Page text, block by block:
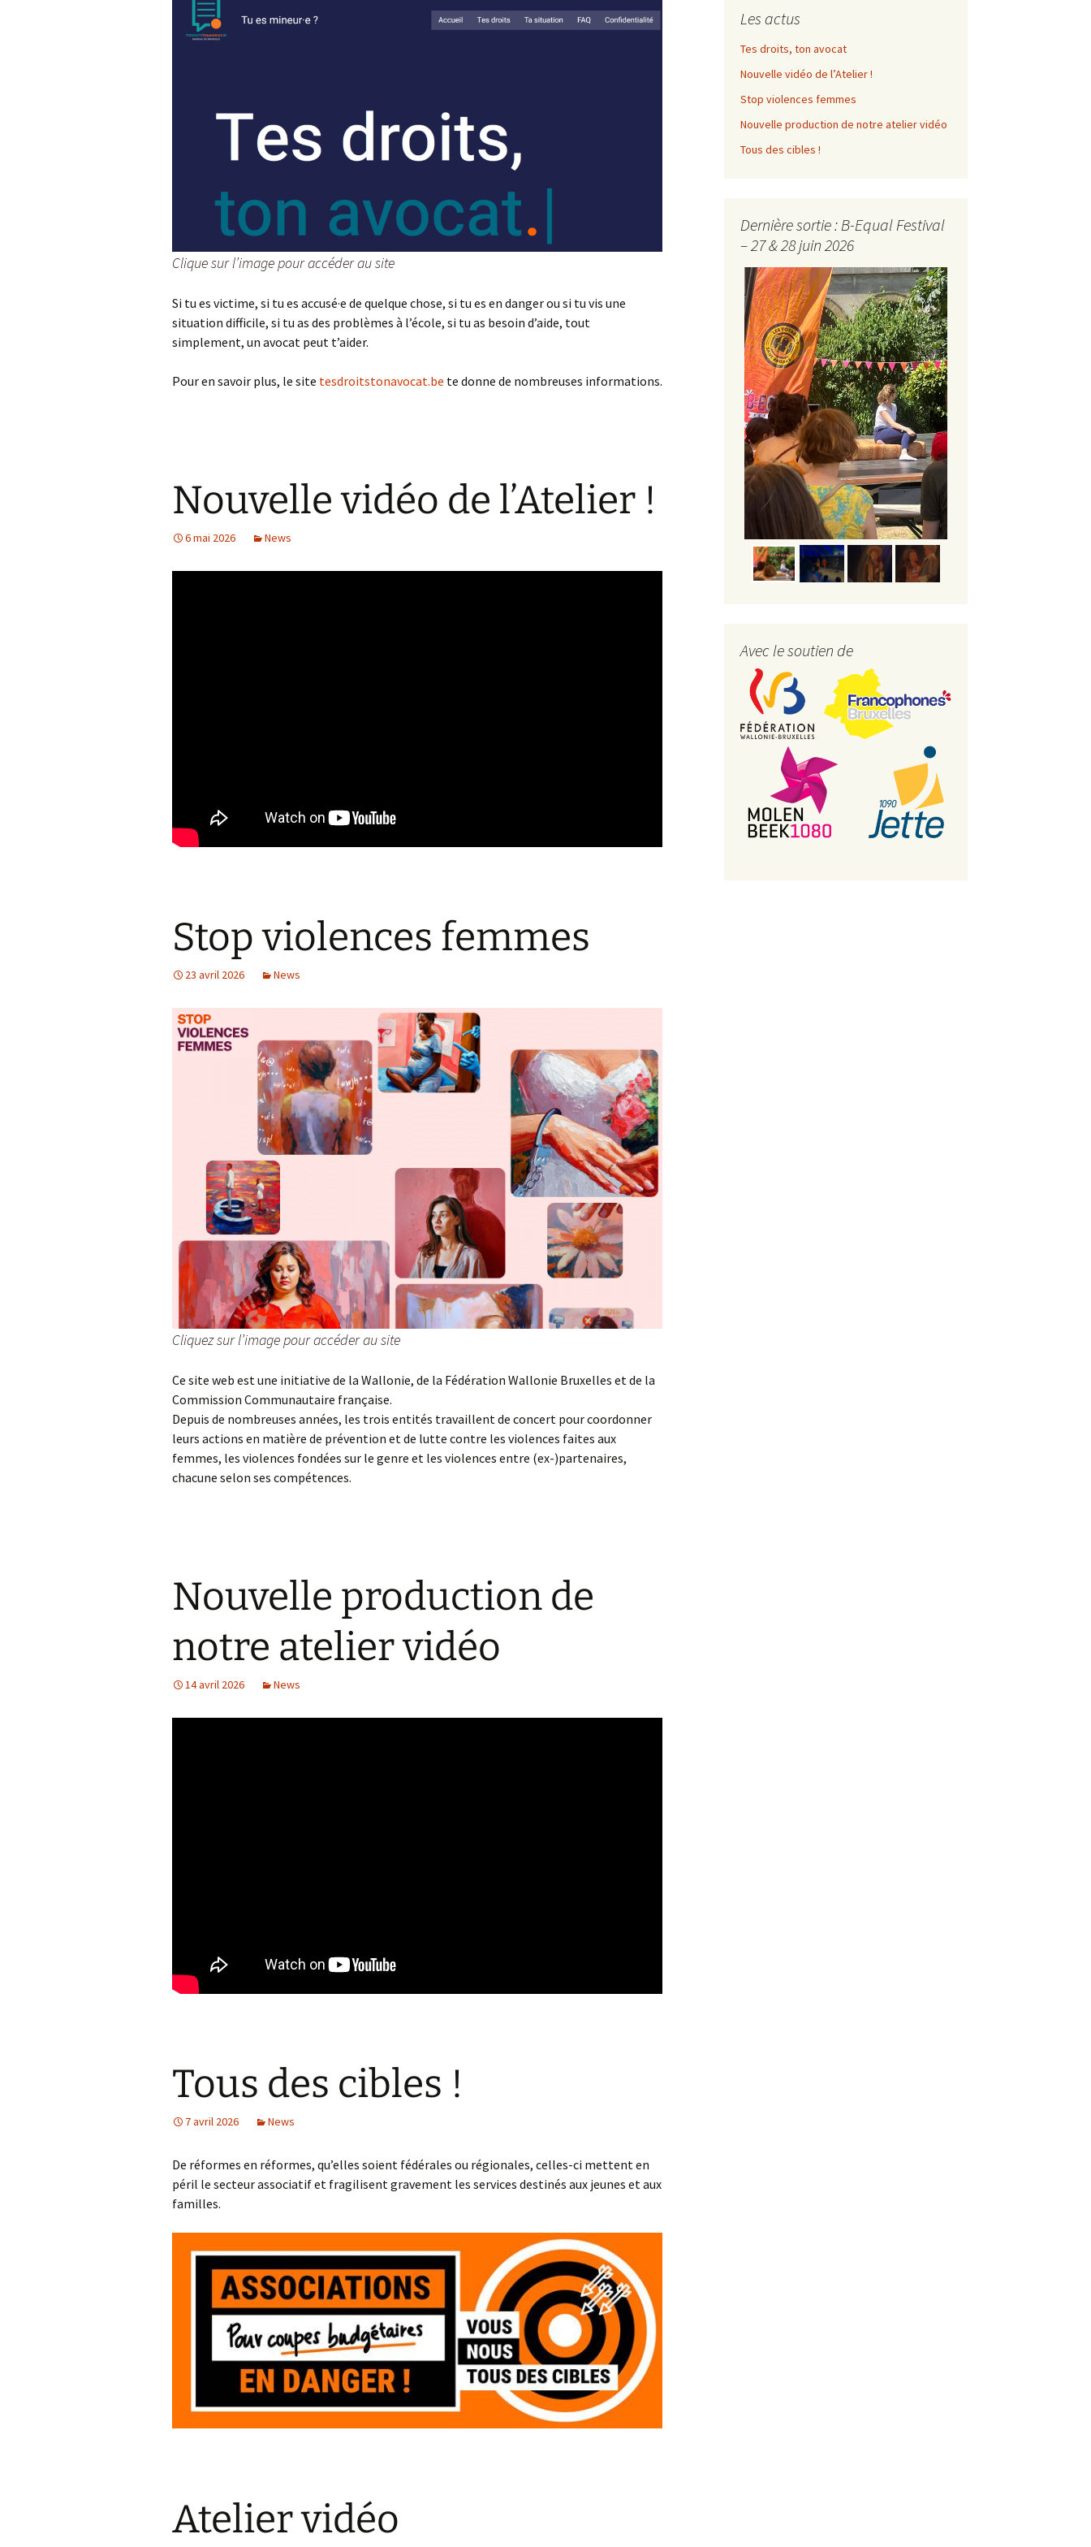
Album photos 2022
Album photos 2018
Clique sur l’image pour accéder au site
Si tu es victime, si tu es accusé·e de quelque chose, si tu es en danger ou si tu vis une
situation difficile, si tu as des problèmes à l’école, si tu as besoin d’aide, tout
simplement, un avocat peut t’aider.
Pour en savoir plus, le site tesdroitstonavocat.be te donne de nombreuses informations.
Nouvelle vidéo de l’Atelier !
6 mai 2026 News
Stop violences femmes
23 avril 2026 News
Cliquez sur l’image pour accéder au site
Ce site web est une initiative de la Wallonie, de la Fédération Wallonie Bruxelles et de la
Commission Communautaire française.
Depuis de nombreuses années, les trois entités travaillent de concert pour coordonner
leurs actions en matière de prévention et de lutte contre les violences faites aux
femmes, les violences fondées sur le genre et les violences entre (ex-)partenaires,
chacune selon ses compétences.
Nouvelle production de
notre atelier vidéo
14 avril 2026 News
Tous des cibles !
7 avril 2026 News
De réformes en réformes, qu’elles soient fédérales ou régionales, celles-ci mettent en
péril le secteur associatif et fragilisent gravement les services destinés aux jeunes et aux
familles.
Atelier vidéo
Les actus
Tes droits, ton avocat
Nouvelle vidéo de l’Atelier !
Stop violences femmes
Nouvelle production de notre atelier vidéo
Tous des cibles !
Dernière sortie : B-Equal Festival
– 27 & 28 juin 2026
Avec le soutien de